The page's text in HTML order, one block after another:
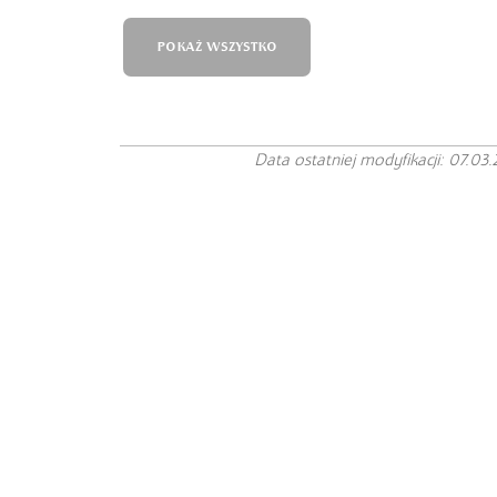
POKAŻ WSZYSTKO
Data ostatniej modyfikacji: